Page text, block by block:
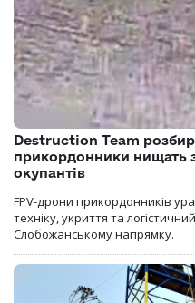
Destruction Team
прикордонники нищать
окупантів
FPV-дрони прикордонників
техніку, укриття та
Слобожанському напрямку.